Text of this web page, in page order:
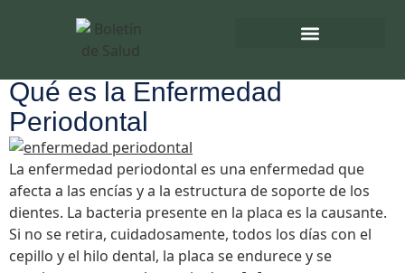
Etiqueta:
en la placa
Qué es la Enfermedad
Periodontal
La enfermedad periodontal es una enfermedad que
afecta a las encías y a la estructura de soporte de los
dientes. La bacteria presente en la placa es la causante.
Si no se retira, cuidadosamente, todos los días con el
cepillo y el hilo dental, la placa se endurece y se